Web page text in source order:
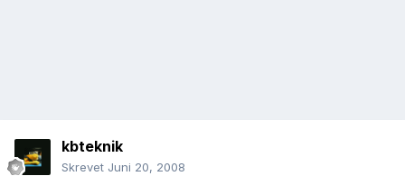
kbteknik
Skrevet Juni 20, 2008